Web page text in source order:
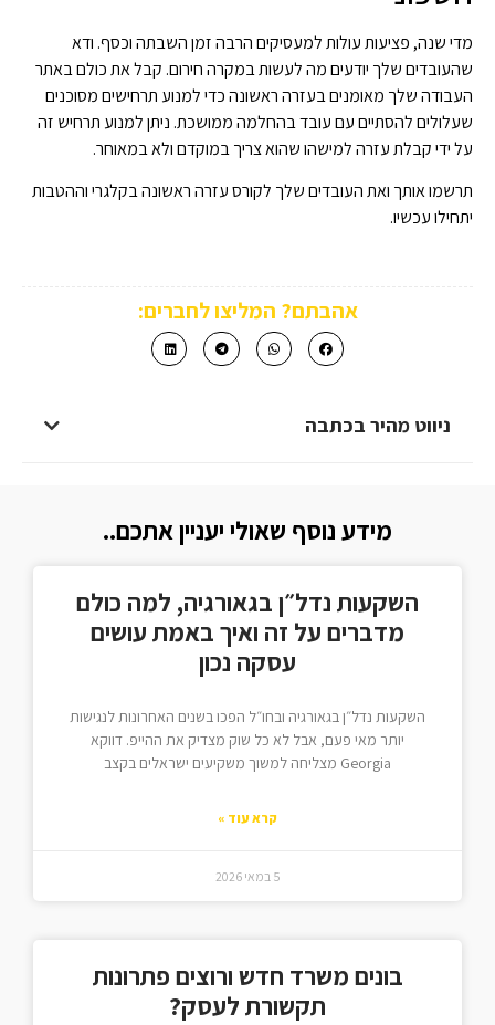
מדי שנה, פציעות עולות למעסיקים הרבה זמן השבתה וכסף. ודא
שהעובדים שלך יודעים מה לעשות במקרה חירום. קבל את כולם באתר
העבודה שלך מאומנים בעזרה ראשונה כדי למנוע תרחישים מסוכנים
שעלולים להסתיים עם עובד בהחלמה ממושכת. ניתן למנוע תרחיש זה
על ידי קבלת עזרה למישהו שהוא צריך במוקדם ולא במאוחר.
תרשמו אותך ואת העובדים שלך לקורס עזרה ראשונה בקלגרי וההטבות
יתחילו עכשיו.
אהבתם? המליצו לחברים:
ניווט מהיר בכתבה
מידע נוסף שאולי יעניין אתכם..
השקעות נדל״ן בגאורגיה, למה כולם
מדברים על זה ואיך באמת עושים
עסקה נכון
השקעות נדל״ן בגאורגיה ובחו״ל הפכו בשנים האחרונות לנגישות
יותר מאי פעם, אבל לא כל שוק מצדיק את ההייפ. דווקא
Georgia מצליחה למשוך משקיעים ישראלים בקצב
קרא עוד »
5 במאי 2026
בונים משרד חדש ורוצים פתרונות
תקשורת לעסק?